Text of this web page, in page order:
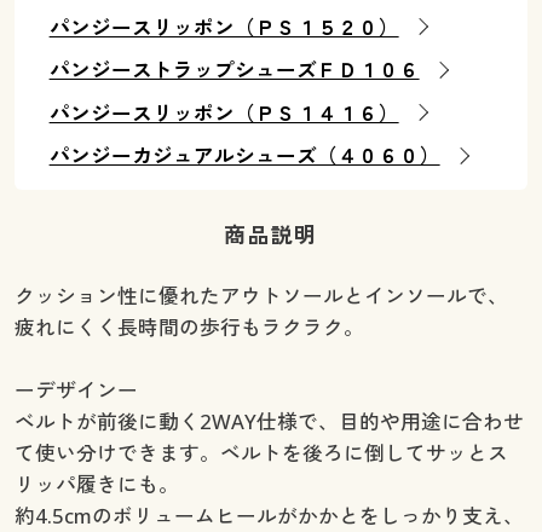
パンジースリッポン（ＰＳ１５２０）
パンジーストラップシューズＦＤ１０６
パンジースリッポン（ＰＳ１４１６）
パンジーカジュアルシューズ（４０６０）
商品説明
クッション性に優れたアウトソールとインソールで、
疲れにくく長時間の歩行もラクラク。
ーデザインー
ベルトが前後に動く2WAY仕様で、目的や用途に合わせ
て使い分けできます。ベルトを後ろに倒してサッとス
リッパ履きにも。
約4.5cmのボリュームヒールがかかとをしっかり支え、